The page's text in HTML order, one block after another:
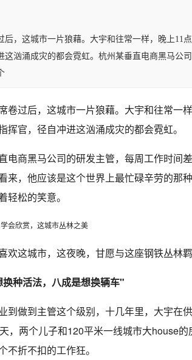
后，这城市一片狼藉。大宇和往常一样，晚上11
这汹涌成灾的都会霓虹。杭州某垂直电商黑马公
卷过后，这城市一片狼藉。大宇和往常一
挥官，径自冲进这汹涌成灾的都会霓虹。
电商黑马公司的研发主管，每周工作时间
来，他应该是这个世界上最忙碌辛劳的那
轻松的笑意。
欢这城市，这夜晚，甘愿与这座钢铁丛林羁
种活法，八成是想换辆车"
到做到主管这个级别，十几年里，大宇在
，两个儿子和120平米一线城市大house
不折不扣的工作狂。